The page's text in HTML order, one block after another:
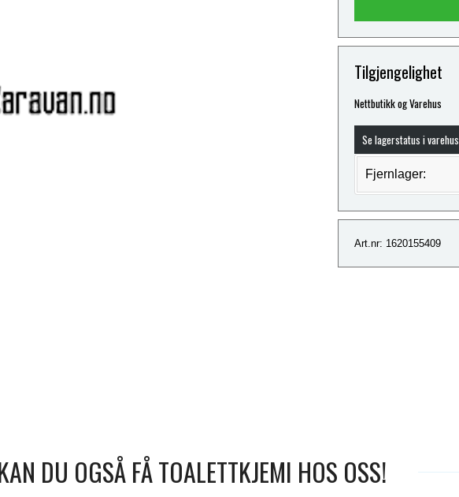
Tilgjengelighet
Nettbutikk og Varehus
Se lagerstatus i varehus
Fjernlager:
Art.nr: 1620155409
DU OGSÅ FÅ TOALETTKJEMI HOS OSS!